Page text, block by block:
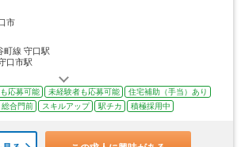
市
町線 守口駅
口市駅
応募可能 未経験者も応募可能
住宅補助（手当）あり
総合門前 スキルアップ 駅チカ 積極採用中